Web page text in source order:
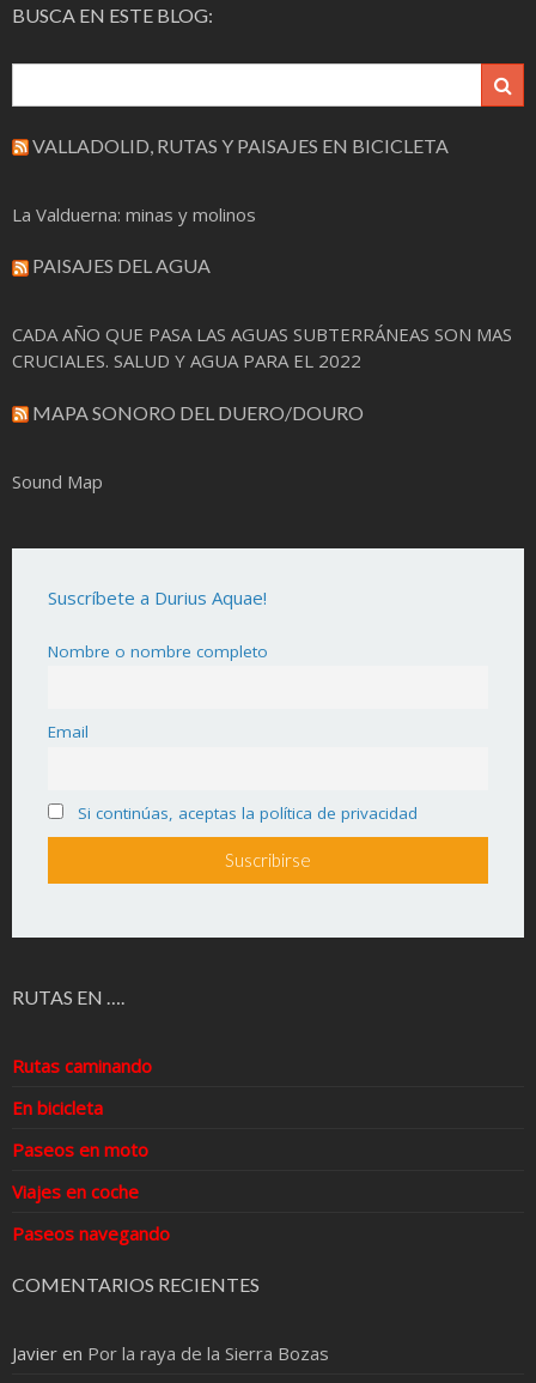
BUSCA EN ESTE BLOG:
VALLADOLID, RUTAS Y PAISAJES EN BICICLETA
La Valduerna: minas y molinos
PAISAJES DEL AGUA
CADA AÑO QUE PASA LAS AGUAS SUBTERRÁNEAS SON MAS
CRUCIALES. SALUD Y AGUA PARA EL 2022
MAPA SONORO DEL DUERO/DOURO
Sound Map
Suscríbete a Durius Aquae!
Nombre o nombre completo
Email
Si continúas, aceptas la política de privacidad
RUTAS EN ….
Rutas caminando
En bicicleta
Paseos en moto
Viajes en coche
Paseos navegando
COMENTARIOS RECIENTES
Javier en Por la raya de la Sierra Bozas